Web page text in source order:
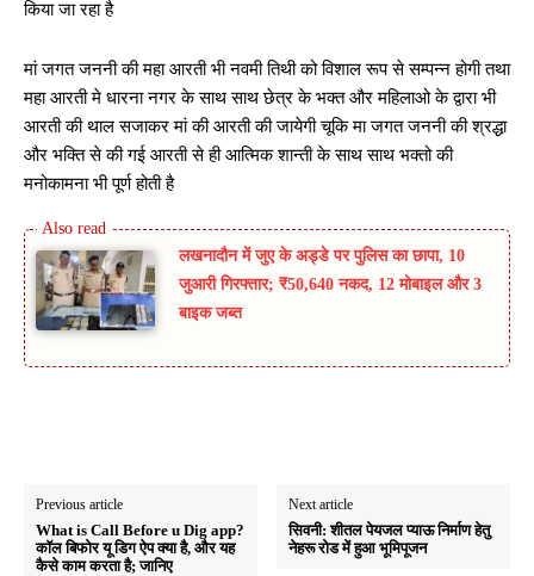
किया जा रहा है
मां जगत जननी की महा आरती भी नवमी तिथी को विशाल रूप से सम्पन्न होगी तथा
महा आरती मे धारना नगर के साथ साथ छेत्र के भक्त और महिलाओ के द्वारा भी
आरती की थाल सजाकर मां की आरती की जायेगी चूकि मा जगत जननी की श्रद्धा
और भक्ति से की गई आरती से ही आत्मिक शान्ती के साथ साथ भक्तो की
मनोकामना भी पूर्ण होती है
लखनादौन में जुए के अड्डे पर पुलिस का छापा, 10
जुआरी गिरफ्तार; ₹50,640 नकद, 12 मोबाइल और 3
बाइक जब्त
Previous article
What is Call Before u Dig app?
कॉल बिफोर यू डिग ऐप क्या है, और यह
कैसे काम करता है; जानिए
Next article
सिवनी: शीतल पेयजल प्याऊ निर्माण हेतु
नेहरू रोड में हुआ भूमिपूजन